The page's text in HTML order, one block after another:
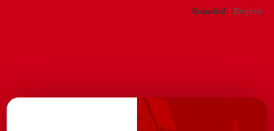
Español | English